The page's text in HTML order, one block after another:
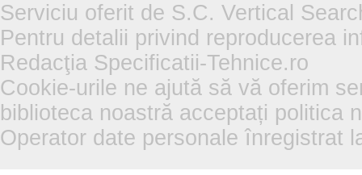
Serviciu oferit de S.C. Vertical
Pentru detalii privind reproducerea
Redacţia Specificatii-Tehnice.ro
Cookie-urile ne ajută să vă oferim
biblioteca noastră acceptați politica
Operator date personale înregistrat